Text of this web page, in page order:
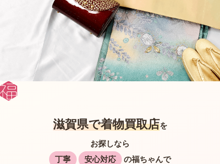
滋賀県で着物買取店を
お探しなら
丁寧
安心対応 の福ちゃんで